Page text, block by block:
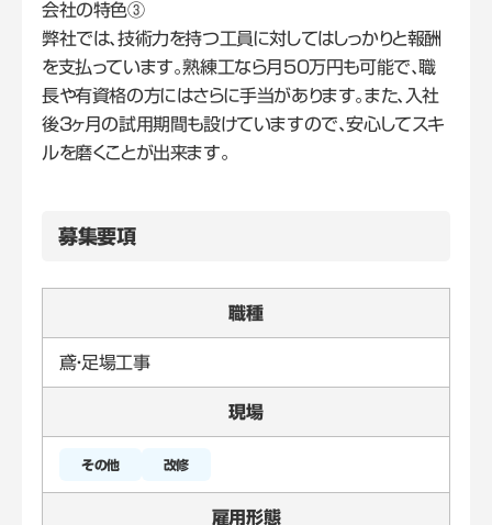
会社の特色③
弊社では、技術力を持つ工員に対してはしっかりと報酬
を支払っています。熟練工なら月50万円も可能で、職
長や有資格の方にはさらに手当があります。また、入社
後3ヶ月の試用期間も設けていますので、安心してスキ
ルを磨くことが出来ます。
募集要項
職種
鳶・足場工事
現場
その他 改修
雇用形態